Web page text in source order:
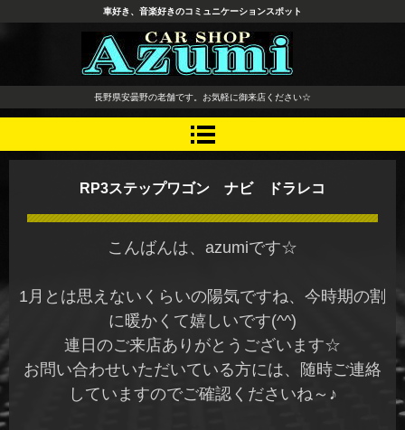
長野県 安曇野市 タイヤ ホ
イール デッドニング カーオ
ーディオ レカロシート
車好き、音楽好きのコミュニケーションスポット
長野県安曇野の老舗です。お気軽に御来店ください☆
RP3ステップワゴン ナビ ドラレコ
こんばんは、azumiです☆
1月とは思えないくらいの陽気ですね、今時期の割
に暖かくて嬉しいです(^^)
連日のご来店ありがとうございます☆
お問い合わせいただいている方には、随時ご連絡
していますのでご確認くださいね～♪